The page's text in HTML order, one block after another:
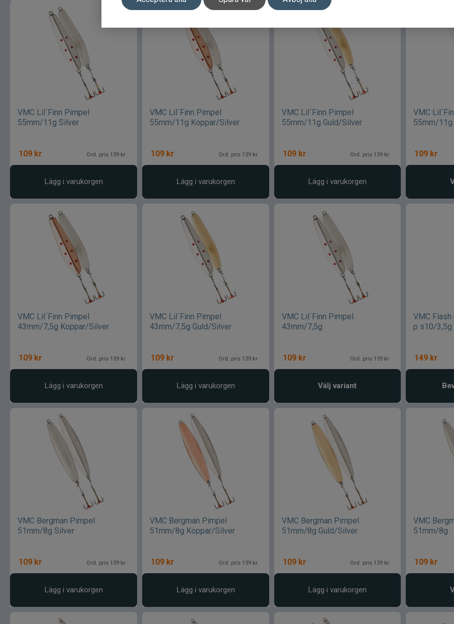
VMC Lil´Finn Pimpel
55mm/11g Silver
109 kr Ord. pris 139 kr
Lägg i varukorgen
VMC Lil´Finn Pimpel
55mm/11g Koppar/Silver
109 kr Ord. pris 139 kr
Lägg i varukorgen
VMC Lil´Finn Pimpel
55mm/11g Guld/Silver
109 kr Ord. pris 139 kr
Lägg i varukorgen
VMC
55mm/11g
109 kr
VMC Lil´Finn Pimpel
43mm/7,5g Koppar/Silver
109 kr Ord. pris 139 kr
Lägg i varukorgen
VMC Lil´Finn Pimpel
43mm/7,5g Guld/Silver
109 kr Ord. pris 139 kr
Lägg i varukorgen
VMC Lil´Finn Pimpel
43mm/7,5g
109 kr Ord. pris 139 kr
Välj variant
VMC Flash
p s10/3,5g
149 kr
VMC Bergman Pimpel
51mm/8g Silver
109 kr Ord. pris 139 kr
Lägg i varukorgen
VMC Bergman Pimpel
51mm/8g Koppar/Silver
109 kr Ord. pris 139 kr
Lägg i varukorgen
VMC Bergman Pimpel
51mm/8g Guld/Silver
109 kr Ord. pris 139 kr
Lägg i varukorgen
VMC
51mm/8g
109 kr